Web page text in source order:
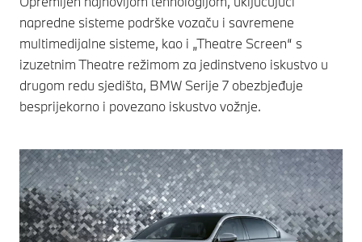
napredne sisteme podrške vozaču i savremene
multimedijalne sisteme, kao i „Theatre Screen“ s
izuzetnim Theatre režimom za jedinstveno iskustvo u
drugom redu sjedišta, BMW Serije 7 obezbjeđuje
besprijekorno i povezano iskustvo vožnje.